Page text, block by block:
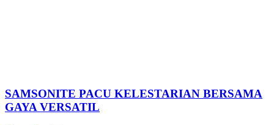
SAMSONITE PACU KELESTARIAN BERSAMA
GAYA VERSATIL